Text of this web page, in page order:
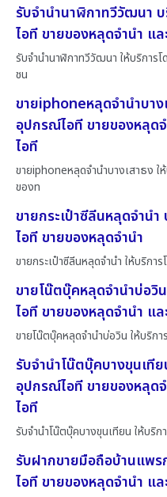
รับจำนำนาฬิกาทวีวัฒนา
ไอที ขายของหลุดจำนำ แ
รับจำนำนาฬิกาทวีวัฒนา ให้บริการ
ชน
ขายiphoneหลุดจำนำบาง
อุปกรณ์ไอที ขายของหลุด
ไอที
ขายiphoneหลุดจำนำบางเสาธง ใ
ของท
ขายกระเป๋าซีลีนหลุดจำน
ไอที ขายของหลุดจำนำ
ขายกระเป๋าซีลีนหลุดจำนำ ให้บริกา
ขายโน๊ตบุ๊คหลุดจำนำบ่อวิ
ไอที ขายของหลุดจำนำ แ
ขายโน๊ตบุ๊คหลุดจำนำบ่อวิน ให้บริก
รับจำนำโน๊ตบุ๊คบางขุนเที
อุปกรณ์ไอที ขายของหลุด
ไอที
รับจำนำโน๊ตบุ๊คบางขุนเทียน ให้บริ
รับฝากขายมือถือบ้านแพ
ไอที ขายของหลุดจำนำ แ